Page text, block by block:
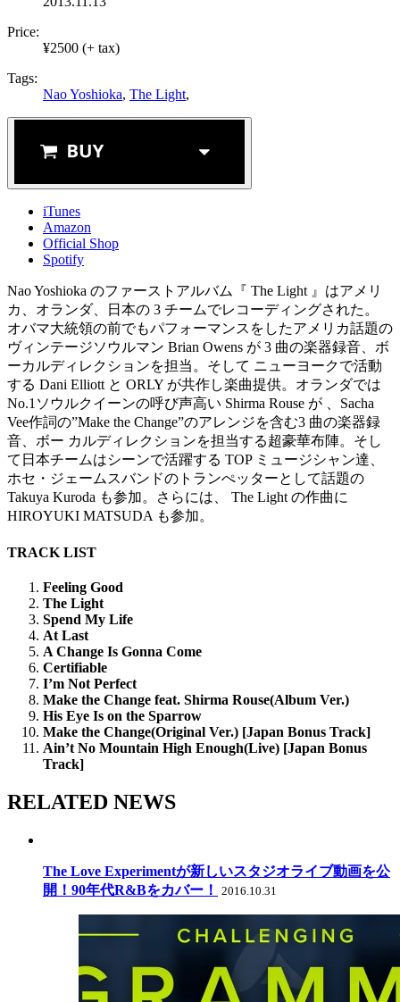
Price:
¥2500 (+ tax)
Tags:
Nao Yoshioka, The Light,
iTunes
Amazon
Official Shop
Spotify
Nao Yoshioka のファーストアルバム『 The Light 』はアメリ
カ、オランダ、日本の 3 チームでレコーディングされた。
オバマ大統領の前でもパフォーマンスをしたアメリカ話題の
ヴィンテージソウルマン Brian Owens が 3 曲の楽器録音、ボ
ーカルディレクションを担当。そして ニューヨークで活動
する Dani Elliott と ORLY が共作し楽曲提供。オランダでは
No.1ソウルクイーンの呼び声高い Shirma Rouse が 、Sacha
Vee作詞の”Make the Change”のアレンジを含む3 曲の楽器録
音、ボー カルディレクションを担当する超豪華布陣。そし
て日本チームはシーンで活躍する TOP ミュージシャン達、
ホセ・ジェームスバンドのトランぺッターとして話題の
Takuya Kuroda も参加。さらには、 The Light の作曲に
HIROYUKI MATSUDA も参加。
TRACK LIST
Feeling Good
The Light
Spend My Life
At Last
A Change Is Gonna Come
Certifiable
I’m Not Perfect
Make the Change feat. Shirma Rouse(Album Ver.)
His Eye Is on the Sparrow
Make the Change(Original Ver.) [Japan Bonus Track]
Ain’t No Mountain High Enough(Live) [Japan Bonus
Track]
RELATED NEWS
The Love Experimentが新しいスタジオライブ動画を公
開！90年代R&Bをカバー！
2016.10.31